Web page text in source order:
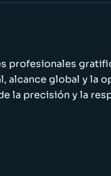
profesionales
alcance global y la
la precisión y la